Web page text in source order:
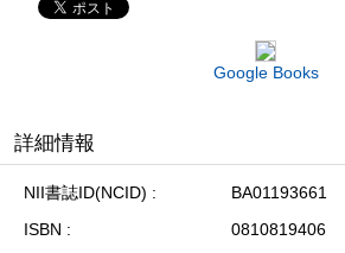
Google Books
詳細情報
NII書誌ID(NCID)
BA01193661
ISBN
0810819406